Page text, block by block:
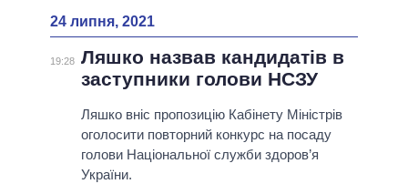
24 липня, 2021
19:28 Ляшко назвав кандидатів в
заступники голови НСЗУ
Ляшко вніс пропозицію Кабінету Міністрів
оголосити повторний конкурс на посаду
голови Національної служби здоров’я
України.